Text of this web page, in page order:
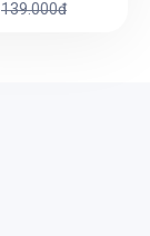
139.000đ